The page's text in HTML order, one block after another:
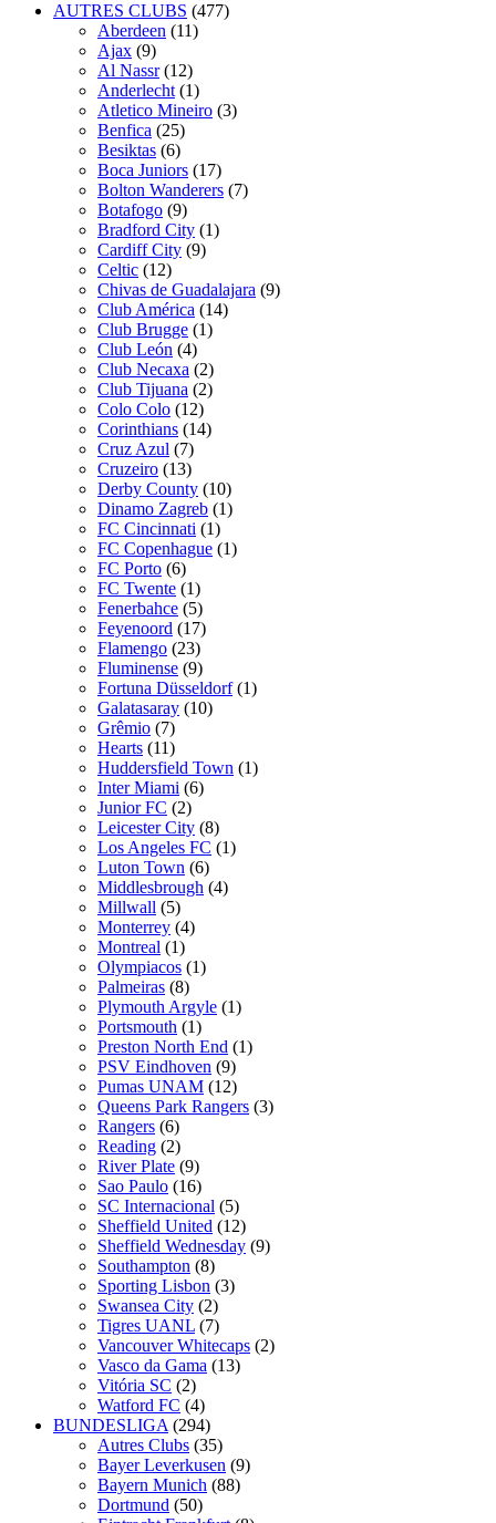
AUTRES CLUBS (477)
Aberdeen (11)
Ajax (9)
Al Nassr (12)
Anderlecht (1)
Atletico Mineiro (3)
Benfica (25)
Besiktas (6)
Boca Juniors (17)
Bolton Wanderers (7)
Botafogo (9)
Bradford City (1)
Cardiff City (9)
Celtic (12)
Chivas de Guadalajara (9)
Club América (14)
Club Brugge (1)
Club León (4)
Club Necaxa (2)
Club Tijuana (2)
Colo Colo (12)
Corinthians (14)
Cruz Azul (7)
Cruzeiro (13)
Derby County (10)
Dinamo Zagreb (1)
FC Cincinnati (1)
FC Copenhague (1)
FC Porto (6)
FC Twente (1)
Fenerbahce (5)
Feyenoord (17)
Flamengo (23)
Fluminense (9)
Fortuna Düsseldorf (1)
Galatasaray (10)
Grêmio (7)
Hearts (11)
Huddersfield Town (1)
Inter Miami (6)
Junior FC (2)
Leicester City (8)
Los Angeles FC (1)
Luton Town (6)
Middlesbrough (4)
Millwall (5)
Monterrey (4)
Montreal (1)
Olympiacos (1)
Palmeiras (8)
Plymouth Argyle (1)
Portsmouth (1)
Preston North End (1)
PSV Eindhoven (9)
Pumas UNAM (12)
Queens Park Rangers (3)
Rangers (6)
Reading (2)
River Plate (9)
Sao Paulo (16)
SC Internacional (5)
Sheffield United (12)
Sheffield Wednesday (9)
Southampton (8)
Sporting Lisbon (3)
Swansea City (2)
Tigres UANL (7)
Vancouver Whitecaps (2)
Vasco da Gama (13)
Vitória SC (2)
Watford FC (4)
BUNDESLIGA (294)
Autres Clubs (35)
Bayer Leverkusen (9)
Bayern Munich (88)
Dortmund (50)